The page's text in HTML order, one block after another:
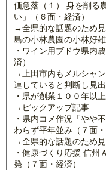
価急落（１） 身を削る
い」（６面・経済）
→全県的な話題のため
島の小林農園の小林好
・ワイン用ブドウ県内
済）
→上田市内もメルシャ
連していると判断し見
・県が創業１００年以
→ピックアップ記事
・県内コメ作況「やや
わらず平年並み（７面・
→全県的な話題のため
・健康づくり応援 信
発（７面・経済）